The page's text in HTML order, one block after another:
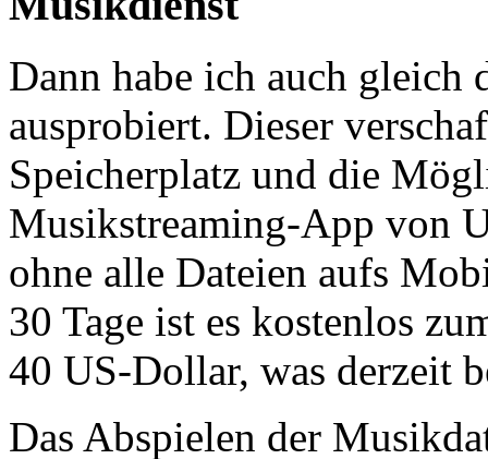
Dann habe ich auch gleich
ausprobiert. Dieser
Speicherplatz und die
Musikstreaming-App von
ohne alle Dateien aufs
30 Tage ist es kostenlos
40 US-Dollar, was derzeit
Das Abspielen der